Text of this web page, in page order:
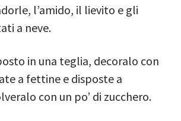
l’amido, il lievito e gli
a neve.
in una teglia, decoralo con
a fettine e disposte a
con un po’ di zucchero.